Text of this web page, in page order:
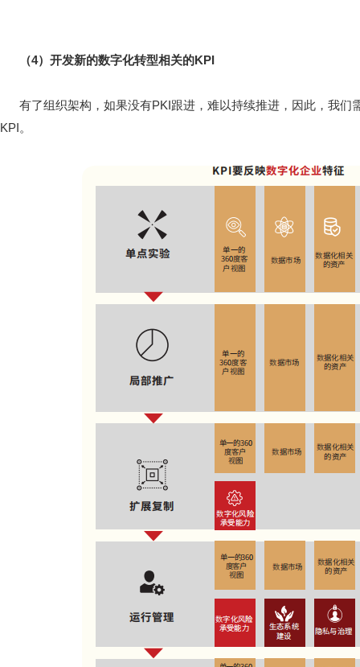
（4）开发新的数字化转型相关的KPI
有了组织架构，如果没有PKI跟进，难以持续推进，因此，我们
KPI。